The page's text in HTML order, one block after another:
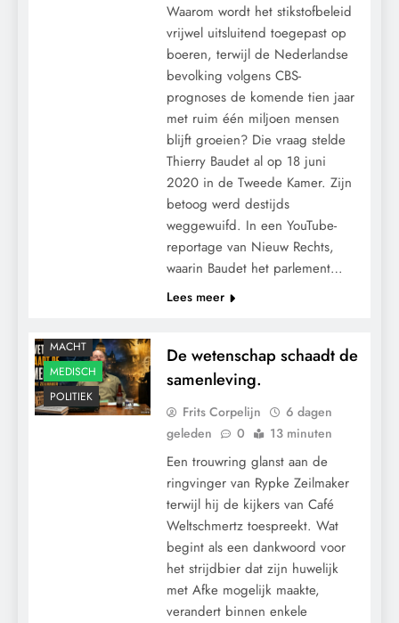
Waarom wordt het stikstofbeleid
vrijwel uitsluitend toegepast op
boeren, terwijl de Nederlandse
bevolking volgens CBS-
prognoses de komende tien jaar
met ruim één miljoen mensen
blijft groeien? Die vraag stelde
Thierry Baudet al op 18 juni
2020 in de Tweede Kamer. Zijn
betoog werd destijds
weggewuifd. In een YouTube-
reportage van Nieuw Rechts,
waarin Baudet het parlement…
Lees meer
MACHT
MEDISCH
POLITIEK
De wetenschap schaadt de
samenleving.
Frits Corpelijn
6 dagen
geleden
0 13 minuten
Een trouwring glanst aan de
ringvinger van Rypke Zeilmaker
terwijl hij de kijkers van Café
Weltschmertz toespreekt. Wat
begint als een dankwoord voor
het strijdbier dat zijn huwelijk
met Afke mogelijk maakte,
verandert binnen enkele